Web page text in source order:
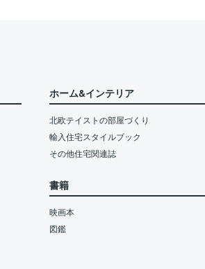
ホーム&インテリア
北欧テイストの部屋づくり
輸入住宅スタイルブック
その他住宅関連誌
書籍
映画本
図鑑